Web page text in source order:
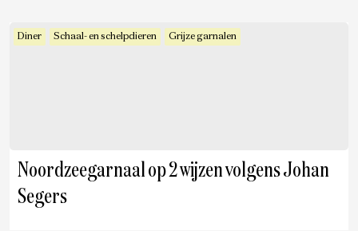
Diner Schaal- en schelpdieren Grijze garnalen
Noordzeegarnaal op 2 wijzen volgens Johan
Segers